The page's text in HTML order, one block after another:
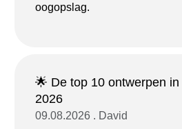
oogopslag.
🌟 De top 10 ontwerpen
2026
09.08.2026 . David